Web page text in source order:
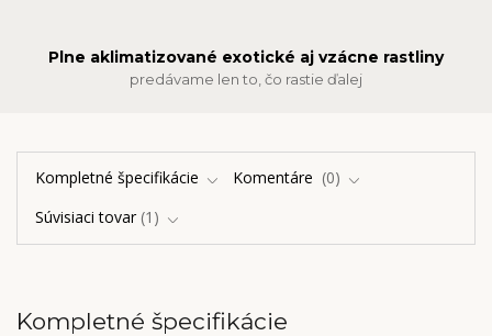
Plne aklimatizované exotické aj vzácne rastliny
predávame len to, čo rastie ďalej
Kompletné špecifikácie Komentáre
0
Súvisiaci tovar 1
Kompletné špecifikácie